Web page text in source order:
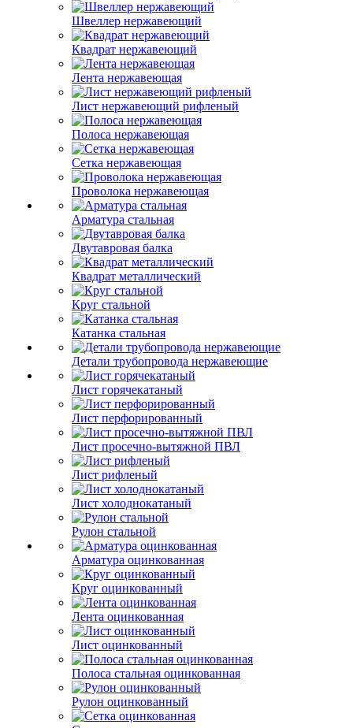
Швеллер нержавеющий
Квадрат нержавеющий
Лента нержавеющая
Лист нержавеющий рифленый
Полоса нержавеющая
Сетка нержавеющая
Проволока нержавеющая
Арматура стальная
Двутавровая балка
Квадрат металлический
Круг стальной
Катанка стальная
Детали трубопровода нержавеющие
Лист горячекатаный
Лист перфорированный
Лист просечно-вытяжной ПВЛ
Лист рифленый
Лист холоднокатаный
Рулон стальной
Арматура оцинкованная
Круг оцинкованный
Лента оцинкованная
Лист оцинкованный
Полоса стальная оцинкованная
Рулон оцинкованный